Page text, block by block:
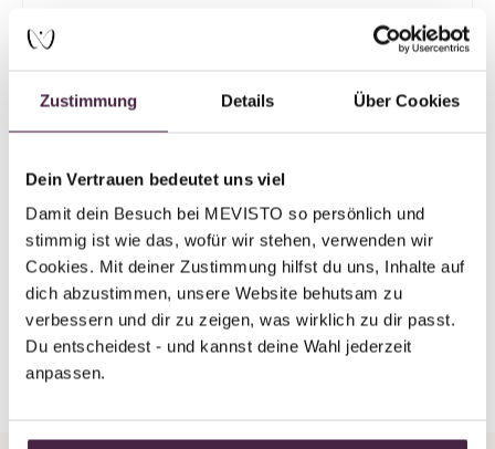
Zustimmung Details Über Cookies
Dein Vertrauen bedeutet uns viel
Damit dein Besuch bei MEVISTO so persönlich und
stimmig ist wie das, wofür wir stehen, verwenden wir
Cookies. Mit deiner Zustimmung hilfst du uns, Inhalte auf
dich abzustimmen, unsere Website behutsam zu
verbessern und dir zu zeigen, was wirklich zu dir passt.
Du entscheidest - und kannst deine Wahl jederzeit
anpassen.
Österreich
E-Mail senden
Zurück zur Übersicht